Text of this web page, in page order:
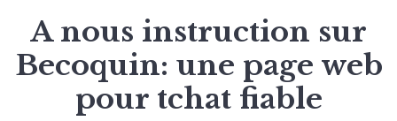
A nous instruction sur
Becoquin: une page web
pour tchat fiable